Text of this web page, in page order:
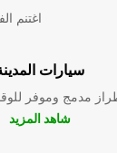
"اغتنم
سيارات
مدمج وموفر
شاهد المزيد